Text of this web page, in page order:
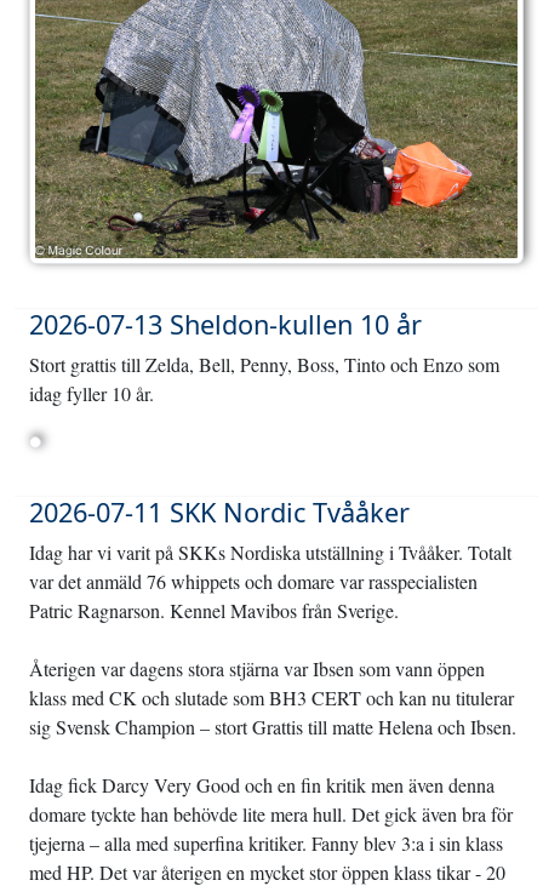
2026-07-13 Sheldon-kullen 10 år
Stort grattis till Zelda, Bell, Penny, Boss, Tinto och Enzo som
idag fyller 10 år.
2026-07-11 SKK Nordic Tvååker
Idag har vi varit på SKKs Nordiska utställning i Tvååker. Totalt
var det anmäld 76 whippets och domare var rasspecialisten
Patric Ragnarson. Kennel Mavibos från Sverige.
Återigen var dagens stora stjärna var Ibsen som vann öppen
klass med CK och slutade som BH3 CERT och kan nu titulerar
sig Svensk Champion – stort Grattis till matte Helena och Ibsen.
Idag fick Darcy Very Good och en fin kritik men även denna
domare tyckte han behövde lite mera hull. Det gick även bra för
tjejerna – alla med superfina kritiker. Fanny blev 3:a i sin klass
med HP. Det var återigen en mycket stor öppen klass tikar - 20